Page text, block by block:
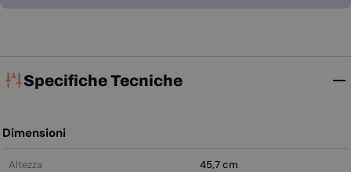
Specifiche Tecniche
Dimensioni
Altezza
45,7 cm